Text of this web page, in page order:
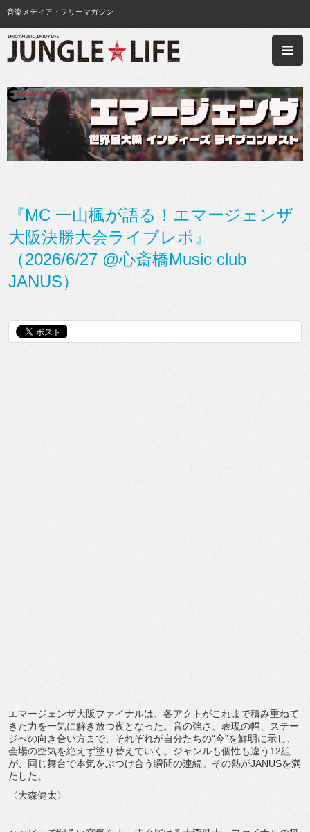
音楽メディア・フリーマガジン
『MC 一山楓が語る！エマージェンザ
大阪決勝大会ライブレポ』
（2026/6/27 @心斎橋Music club
JANUS）
エマージェンザ大阪ファイナルは、各アクトがこれまで積み重ねて
きた力を一気に解き放つ夜となった。音の強さ、表現の幅、ステー
ジへの向き合い方まで、それぞれが自分たちの“今”を鮮明に示し、
会場の空気を絶えず塗り替えていく。ジャンルも個性も違う12組
が、同じ舞台で本気をぶつけ合う瞬間の連続。その熱がJANUSを満
たした。
〈大森健太〉